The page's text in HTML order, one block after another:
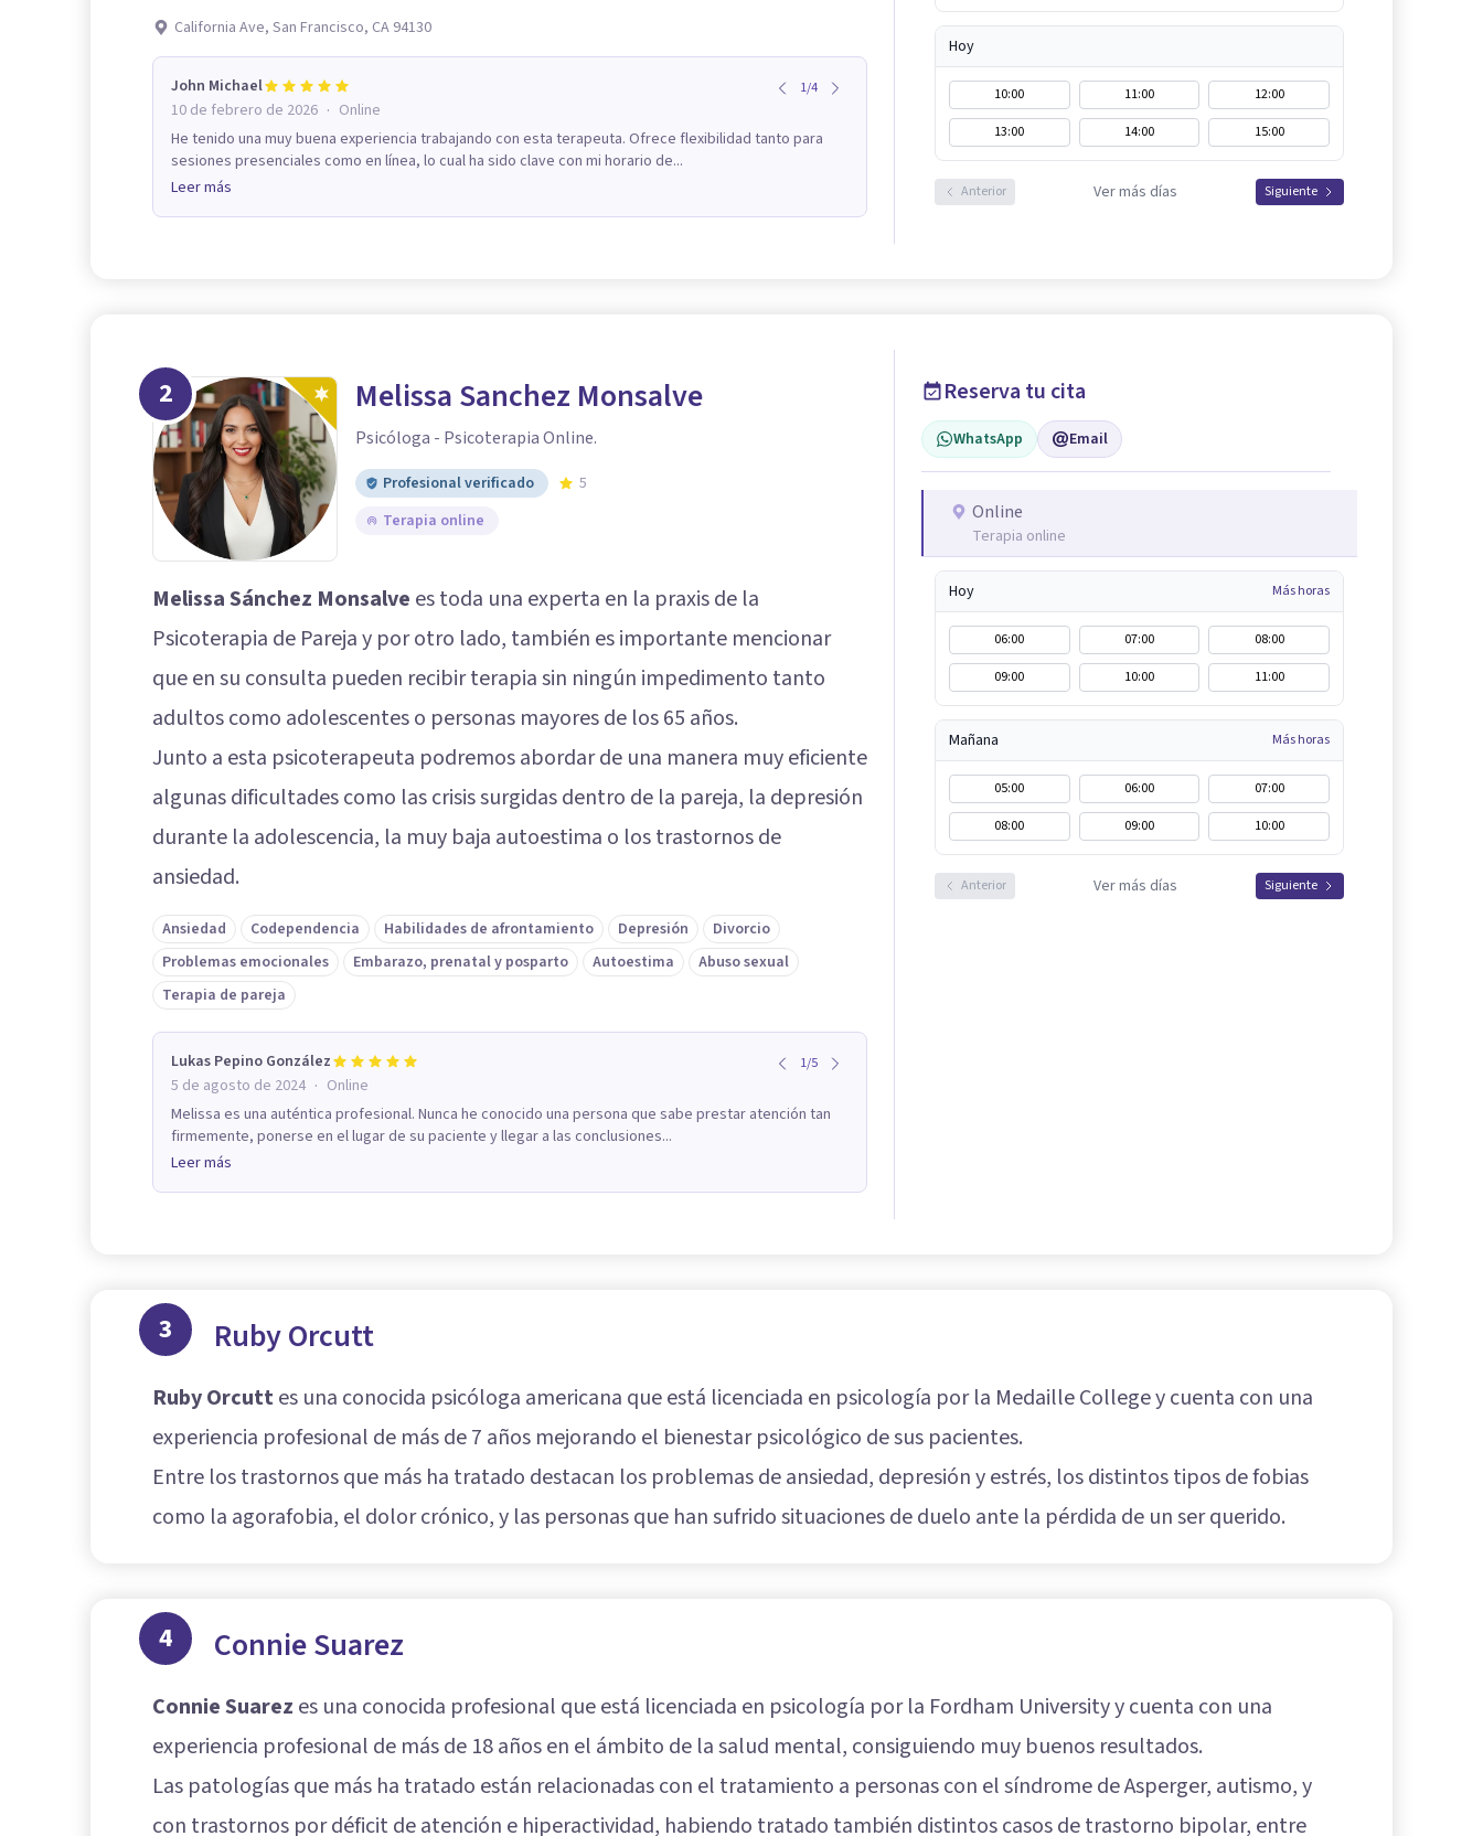
California Ave, San Francisco, CA 94130
John Michael 1/4
10 de febrero de 2026 · Online
He tenido una muy buena experiencia trabajando con esta terapeuta. Ofrece flexibilidad tanto para
sesiones presenciales como en línea, lo cual ha sido clave con mi horario de...
Leer más
Hoy
10:00 11:00
12:00
13:00
14:00 15:00
Anterior Ver más días Siguiente
2 Melissa Sanchez Monsalve
Psicóloga - Psicoterapia Online.
Profesional verificado
5
Terapia online
Melissa Sánchez Monsalve es toda una experta en la praxis de la
Psicoterapia de Pareja y por otro lado, también es importante mencionar
que en su consulta pueden recibir terapia sin ningún impedimento tanto
adultos como adolescentes o personas mayores de los 65 años.
Junto a esta psicoterapeuta podremos abordar de una manera muy eficiente
algunas dificultades como las crisis surgidas dentro de la pareja, la depresión
durante la adolescencia, la muy baja autoestima o los trastornos de
ansiedad.
Ansiedad Codependencia Habilidades de afrontamiento Depresión
Divorcio
Problemas emocionales
Embarazo, prenatal y posparto Autoestima
Abuso sexual
Terapia de pareja
Lukas Pepino González 1/5
5 de agosto de 2024 · Online
Melissa es una auténtica profesional. Nunca he conocido una persona que sabe prestar atención tan
firmemente, ponerse en el lugar de su paciente y llegar a las conclusiones...
Leer más
Reserva tu cita
WhatsApp Email
Online
Terapia online
Hoy Más horas
06:00 07:00
08:00
09:00
10:00 11:00
Mañana Más horas
05:00 06:00
07:00
08:00
09:00 10:00
Anterior Ver más días Siguiente
3 Ruby Orcutt
Ruby Orcuttes una conocida psicóloga americana que está licenciada en psicología por la Medaille College y cuenta con una
experiencia profesional de más de 7 años mejorando el bienestar psicológico de sus pacientes.
Entre los trastornos que más ha tratado destacan los problemas de ansiedad, depresión y estrés, los distintos tipos de fobias
como la agorafobia, el dolor crónico, y las personas que han sufrido situaciones de duelo ante la pérdida de un ser querido.
4 Connie Suarez
Connie Suarez es una conocida profesional que está licenciada en psicología por la Fordham University y cuenta con una
experiencia profesional de más de 18 años en el ámbito de la salud mental, consiguiendo muy buenos resultados.
Las patologías que más ha tratado están relacionadas con el tratamiento a personas con el síndrome de Asperger, autismo, y
con trastornos por déficit de atención e hiperactividad, habiendo tratado también distintos casos de trastorno bipolar, entre